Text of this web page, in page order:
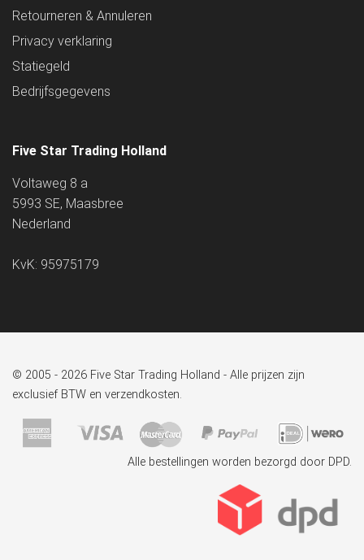
Retourneren & Annuleren
Privacy verklaring
Statiegeld
Bedrijfsgegevens
Five Star Trading Holland
Voltaweg 8 a
5993 SE, Maasbree
Nederland
KvK: 95975179
© 2005 - 2026 Five Star Trading Holland - Alle prijzen zijn
exclusief BTW en verzendkosten.
Alle bestellingen worden bezorgd door DPD.